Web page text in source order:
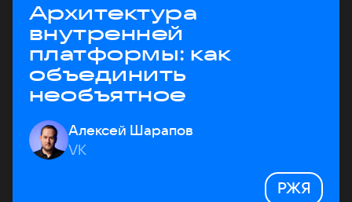
Архитектура
внутренней
платформы: как
объединить
необъятное
Алексей Шарапов
VK
РЖЯ